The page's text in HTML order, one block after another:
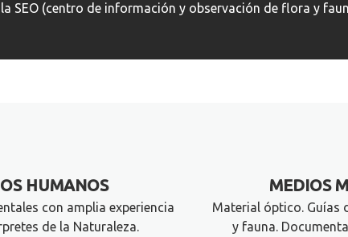
SEO (centro de información y observación de flora y
HUMANOS
con amplia experiencia
de la Naturaleza.
MEDIOS
Material óptico. Guías
y fauna.